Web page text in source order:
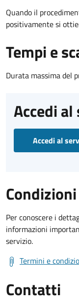
Quando il
positivamente si
Tempi e
Durata massima del
Accedi
Accedi al
Per conoscere i
informazioni
servizio.
Termini e
Contatti